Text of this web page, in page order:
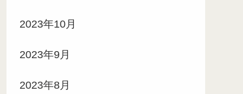
2023年10月
2023年9月
2023年8月